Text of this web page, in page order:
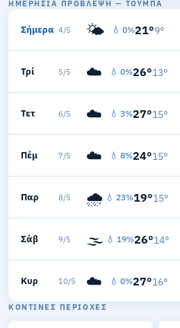
ΗΜΕΡΉΣΙΑ ΠΡΌΒΛΕΨΗ — ΤΟΎΜΠΑ
Σήμερα 4/5 🌤️ 💧 0%21°9°
Τρί 5/5 ☁️ 💧 0%26°13°
Τετ 6/5 ☁️ 💧 3%27°15°
Πέμ 7/5 ☁️ 💧 8%24°15°
Παρ 8/5 🌧️ 💧 23%19°15°
Σάβ 9/5 🌫️ 💧 19%26°14°
Κυρ 10/5 ☁️ 💧 0%27°16°
ΚΟΝΤΙΝΈΣ ΠΕΡΙΟΧΈΣ